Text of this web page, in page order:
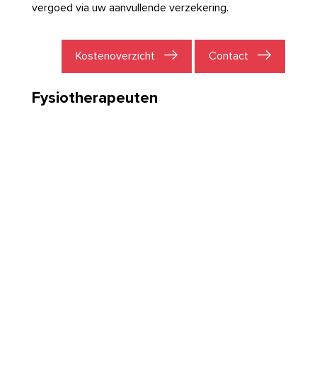
vergoed via uw aanvullende verzekering.
Kostenoverzicht Contact
Fysiotherapeuten